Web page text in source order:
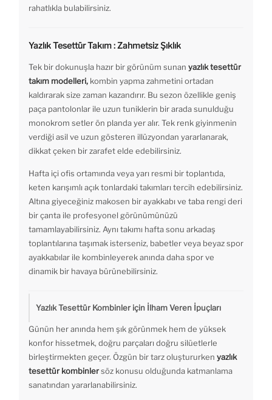
rahatlıkla bulabilirsiniz.
Yazlık Tesettür Takım : Zahmetsiz Şıklık
Tek bir dokunuşla hazır bir görünüm sunan yazlık tesettür
takım modelleri, kombin yapma zahmetini ortadan
kaldırarak size zaman kazandırır. Bu sezon özellikle geniş
paça pantolonlar ile uzun tuniklerin bir arada sunulduğu
monokrom setler ön planda yer alır. Tek renk giyinmenin
verdiği asil ve uzun gösteren illüzyondan yararlanarak,
dikkat çeken bir zarafet elde edebilirsiniz.
Hafta içi ofis ortamında veya yarı resmi bir toplantıda,
keten karışımlı açık tonlardaki takımları tercih edebilirsiniz.
Altına giyeceğiniz makosen bir ayakkabı ve taba rengi deri
bir çanta ile profesyonel görünümünüzü
tamamlayabilirsiniz. Aynı takımı hafta sonu arkadaş
toplantılarına taşımak isterseniz, babetler veya beyaz spor
ayakkabılar ile kombinleyerek anında daha spor ve
dinamik bir havaya bürünebilirsiniz.
Yazlık Tesettür Kombinler için İlham Veren İpuçları
Günün her anında hem şık görünmek hem de yüksek
konfor hissetmek, doğru parçaları doğru silüetlerle
birleştirmekten geçer. Özgün bir tarz oluştururken yazlık
tesettür kombinlersöz konusu olduğunda katmanlama
sanatından yararlanabilirsiniz.